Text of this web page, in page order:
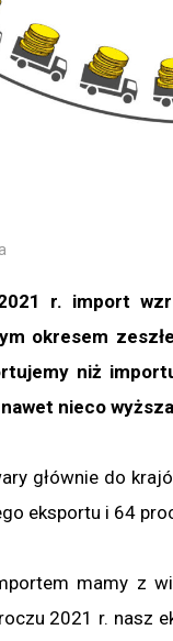
r. import
okresem
niż
nawet nieco
głównie do
eksportu i 64
mamy z
2021 r. nasz